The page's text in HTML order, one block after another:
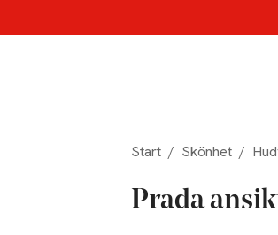
Start / Skönhet /
Prada